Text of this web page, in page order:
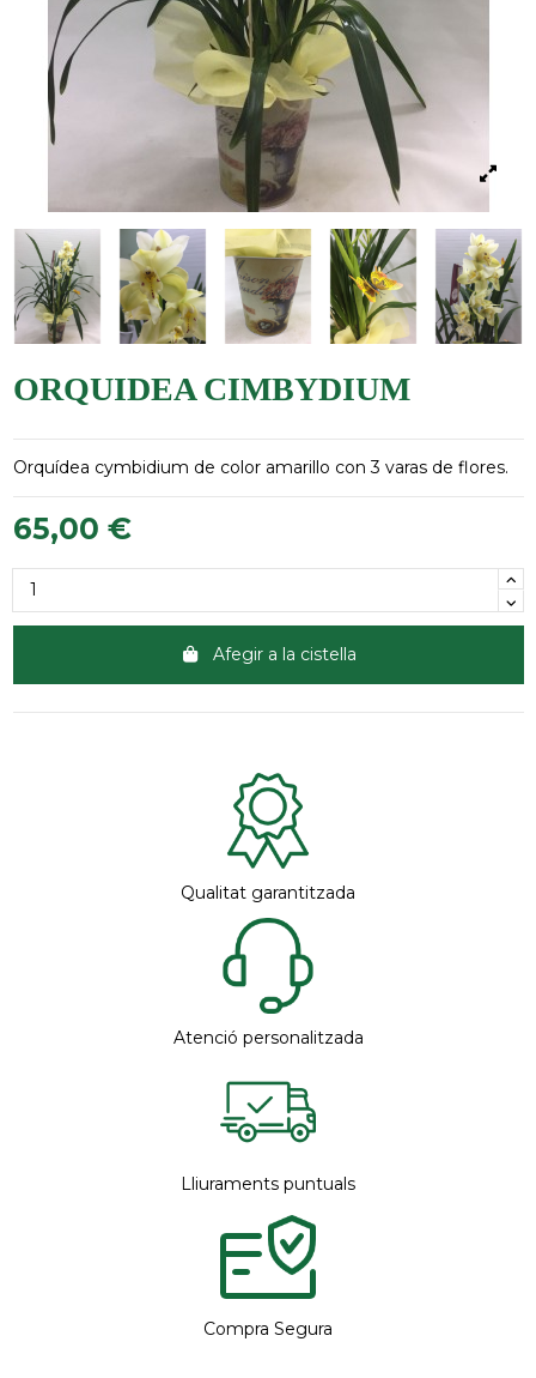
ORQUIDEA CIMBYDIUM
Orquídea cymbidium de color amarillo con 3 varas de flores.
65,00 €
Afegir a la cistella
Qualitat garantitzada
Atenció personalitzada
Lliuraments puntuals
Compra Segura